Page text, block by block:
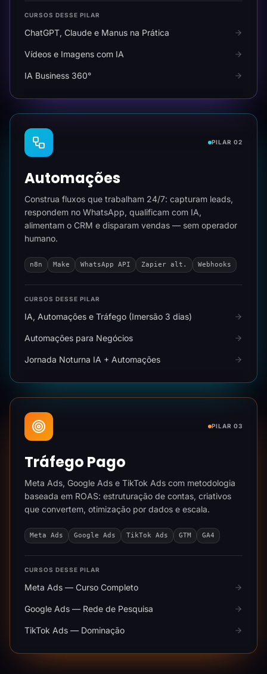
CURSOS DESSE PILAR
ChatGPT, Claude e Manus na Prática
Vídeos e Imagens com IA
IA Business 360°
PILAR 02
Automações
Construa fluxos que trabalham 24/7: capturam leads,
respondem no WhatsApp, qualificam com IA,
alimentam o CRM e disparam vendas — sem operador
humano.
n8n Make WhatsApp API Zapier alt. Webhooks
CURSOS DESSE PILAR
IA, Automações e Tráfego (Imersão 3 dias)
Automações para Negócios
Jornada Noturna IA + Automações
PILAR 03
Tráfego Pago
Meta Ads, Google Ads e TikTok Ads com metodologia
baseada em ROAS: estruturação de contas, criativos
que convertem, otimização por dados e escala.
Meta Ads Google Ads TikTok Ads GTM GA4
CURSOS DESSE PILAR
Meta Ads — Curso Completo
Google Ads — Rede de Pesquisa
TikTok Ads — Dominação